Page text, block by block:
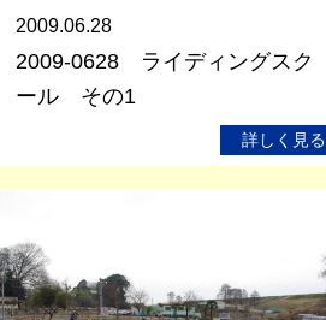
2009.06.28
2009-0628 ライディングスク
ール その1
詳しく見る